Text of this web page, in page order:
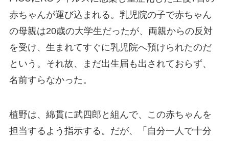
赤ちゃんが運び込まれる。乳児院の子で赤ちゃん
の母親は20歳の大学生だったが、両親からの反対
を受け、生まれてすぐに乳児院へ預けられたのだ
という。それ故、まだ出生届も出されておらず、
名前すらなかった。
植野は、綿貫に武四郎と組んで、この赤ちゃんを
担当するよう指示する。だが、「自分一人で十分